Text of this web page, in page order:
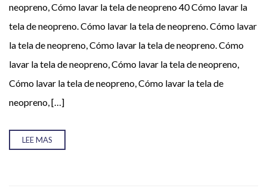
neopreno, Cómo lavar la tela de neopreno 40 Cómo lavar la
tela de neopreno. Cómo lavar la tela de neopreno. Cómo lavar
la tela de neopreno, Cómo lavar la tela de neopreno. Cómo
lavar la tela de neopreno, Cómo lavar la tela de neopreno,
Cómo lavar la tela de neopreno, Cómo lavar la tela de
neopreno, […]
LEE MAS